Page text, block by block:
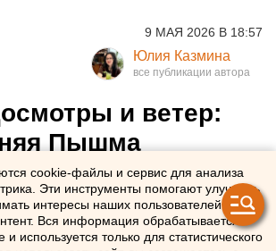
9 МАЯ 2026 В 18:57
и ветер:
Пышма
День
ЕАН
cookie-файлы и сервис для анализа
Эти инструменты помогают улучшать
интересы наших пользователей и
Вся информация обрабатывается в
используется только для статистического